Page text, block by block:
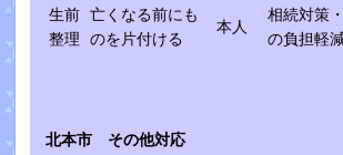
生前
整理
亡くなる前にも
のを片付ける
本人
相続対策
の負担軽
北本市 その他対応